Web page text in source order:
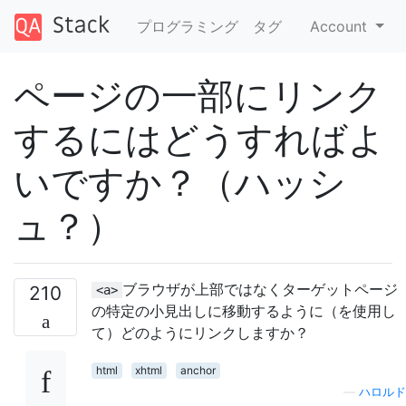
プログラミング タグ Account
ページの一部にリンク
するにはどうすればよ
いですか？（ハッシ
ュ？）
210 <a> ブラウザが上部ではなくターゲットページ
の特定の小見出しに移動するように（を使用し
て）どのようにリンクしますか？
html xhtml
anchor
ハロルド